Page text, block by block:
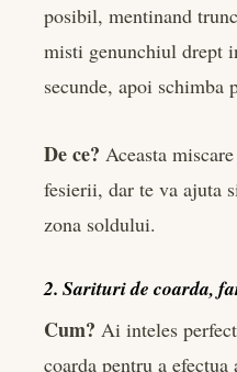
posibil, mentinand
misti genunchiul drept
secunde, apoi schimba
De ce? Aceasta
fesierii, dar te va ajuta
zona soldului.
2. Sarituri de coarda,
Cum? Ai inteles
coarda pentru a efectua